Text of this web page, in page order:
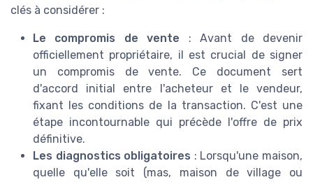
clés à considérer :
Le compromis de vente : Avant de devenir
officiellement propriétaire, il est crucial de signer
un compromis de vente. Ce document sert
d'accord initial entre l'acheteur et le vendeur,
fixant les conditions de la transaction. C'est une
étape incontournable qui précède l'offre de prix
définitive.
Les diagnostics obligatoires : Lorsqu'une maison,
quelle qu'elle soit (mas, maison de village ou